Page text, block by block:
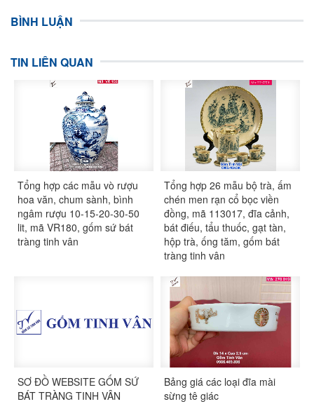
BÌNH LUẬN
TIN LIÊN QUAN
Tổng hợp các mẫu vò rượu
hoa văn, chum sành, bình
ngâm rượu 10-15-20-30-50
lit, mã VR180, gốm sứ bát
tràng tinh vân
Tổng hợp 26 mẫu bộ trà, ấm
chén men rạn cổ bọc viền
đồng, mã 113017, đĩa cảnh,
bát điếu, tẩu thuốc, gạt tàn,
hộp trà, ống tăm, gốm bát
tràng tinh vân
SƠ ĐỒ WEBSITE GỐM SỨ
BÁT TRÀNG TINH VÂN
Bảng giá các loại đĩa mài
sừng tê giác